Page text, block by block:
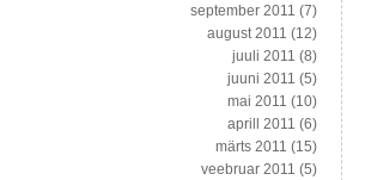
september 2011 (7)
august 2011 (12)
juuli 2011 (8)
juuni 2011 (5)
mai 2011 (10)
aprill 2011 (6)
märts 2011 (15)
veebruar 2011 (5)